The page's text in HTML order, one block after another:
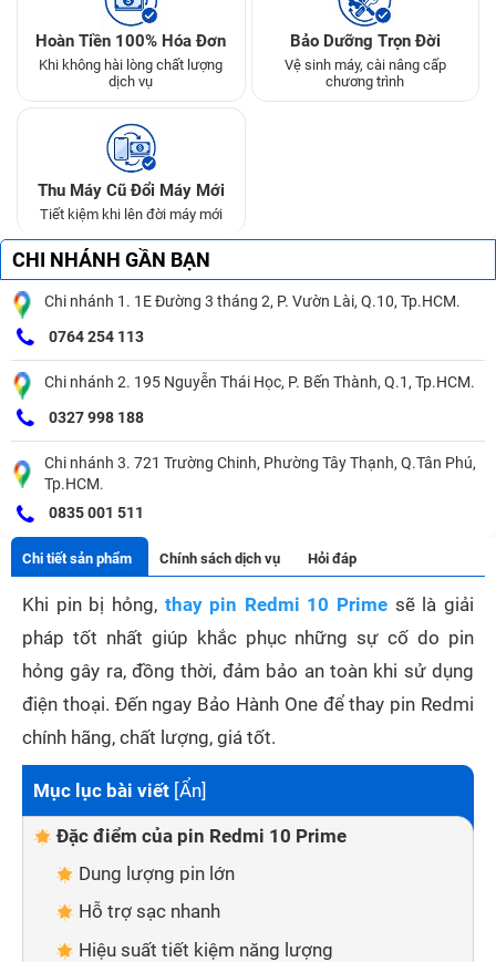
Hoàn Tiền 100% Hóa Đơn
Khi không hài lòng chất lượng
dịch vụ
Bảo Dưỡng Trọn Đời
Vệ sinh máy, cài nâng cấp
chương trình
Thu Máy Cũ Đổi Máy Mới
Tiết kiệm khi lên đời máy mới
CHI NHÁNH GẦN BẠN
Chi nhánh 1. 1E Đường 3 tháng 2, P. Vườn Lài, Q.10, Tp.HCM.
0764 254 113
Chi nhánh 2. 195 Nguyễn Thái Học, P. Bến Thành, Q.1, Tp.HCM.
0327 998 188
Chi nhánh 3. 721 Trường Chinh, Phường Tây Thạnh, Q.Tân Phú,
Tp.HCM.
0835 001 511
Chi tiết sản phẩm Chính sách dịch vụ Hỏi đáp
Khi pin bị hỏng, thay pin Redmi 10 Prime sẽ là giải
pháp tốt nhất giúp khắc phục những sự cố do pin
hỏng gây ra, đồng thời, đảm bảo an toàn khi sử dụng
điện thoại. Đến ngay Bảo Hành One để thay pin Redmi
chính hãng, chất lượng, giá tốt.
Mục lục bài viết [Ẩn]
Đặc điểm của pin Redmi 10 Prime
Dung lượng pin lớn
Hỗ trợ sạc nhanh
Hiệu suất tiết kiệm năng lượng